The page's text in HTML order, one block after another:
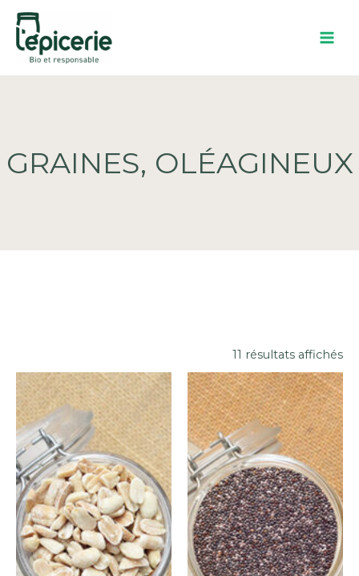
Aller
contenu
GRAINES, OLÉAGINEUX
11 résultats affichés